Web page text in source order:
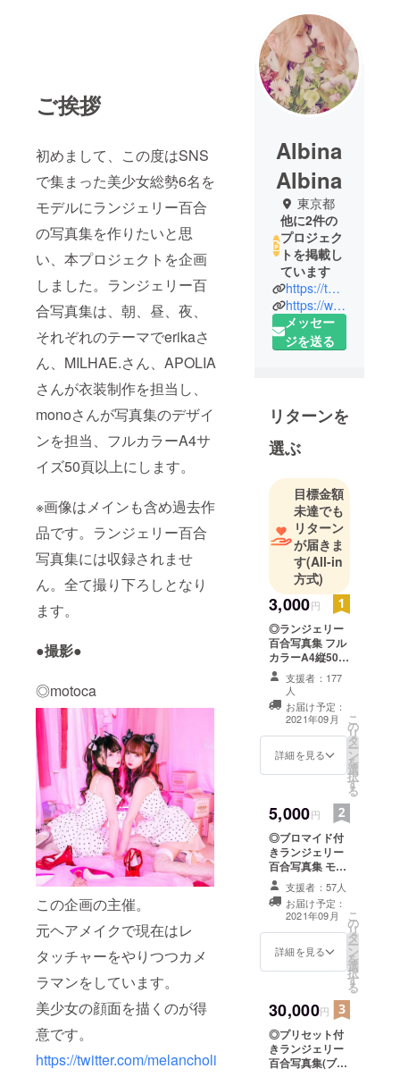
ご挨拶
初めまして、この度はSNS
で集まった美少女総勢6名を
モデルにランジェリー百合
の写真集を作りたいと思
い、本プロジェクトを企画
しました。ランジェリー百
合写真集は、朝、昼、夜、
それぞれのテーマでerikaさ
ん、MILHAE.さん、APOLIA
さんが衣装制作を担当し、
monoさんが写真集のデザイ
ンを担当、フルカラーA4サ
イズ50頁以上にします。
※画像はメインも含め過去作
品です。ランジェリー百合
写真集には収録されませ
ん。全て撮り下ろしとなり
ます。
●撮影●
◎motoca
この企画の主催。
元ヘアメイクで現在はレ
タッチャーをやりつつカメ
ラマンをしています。
美少女の顔面を描くのが得
意です。
https://twitter.com/melancholi
Albina
Albina
東京都
他に2件の
プロジェク
トを掲載し
ています
https://twitter.com/melancholicMGR
https://www.instagram.com/motoca.s/
メッセー
ジを送る
リターンを
選ぶ
目標金額
未達でも
リターン
が届きま
す(All-in
方式)
3,000円
◎ランジェリー
百合写真集 フル
カラーA4縦50頁
以上を予定
支援者：177
人
お届け予定：
2021年09月
詳細を見る
こ
の
リ
タ
ー
ン
を
選
択
す
る
5,000円
◎ブロマイド付
きランジェリー
百合写真集 モデ
ル6人のピンのブ
ロマイド(2Lサイ
ズ)6枚入りのラ
ンジェリー百合
写真集
支援者：57人
お届け予定：
2021年09月
詳細を見る
こ
の
リ
タ
ー
ン
を
選
択
す
る
30,000円
◎プリセット付
きランジェリー
百合写真集(ブロ